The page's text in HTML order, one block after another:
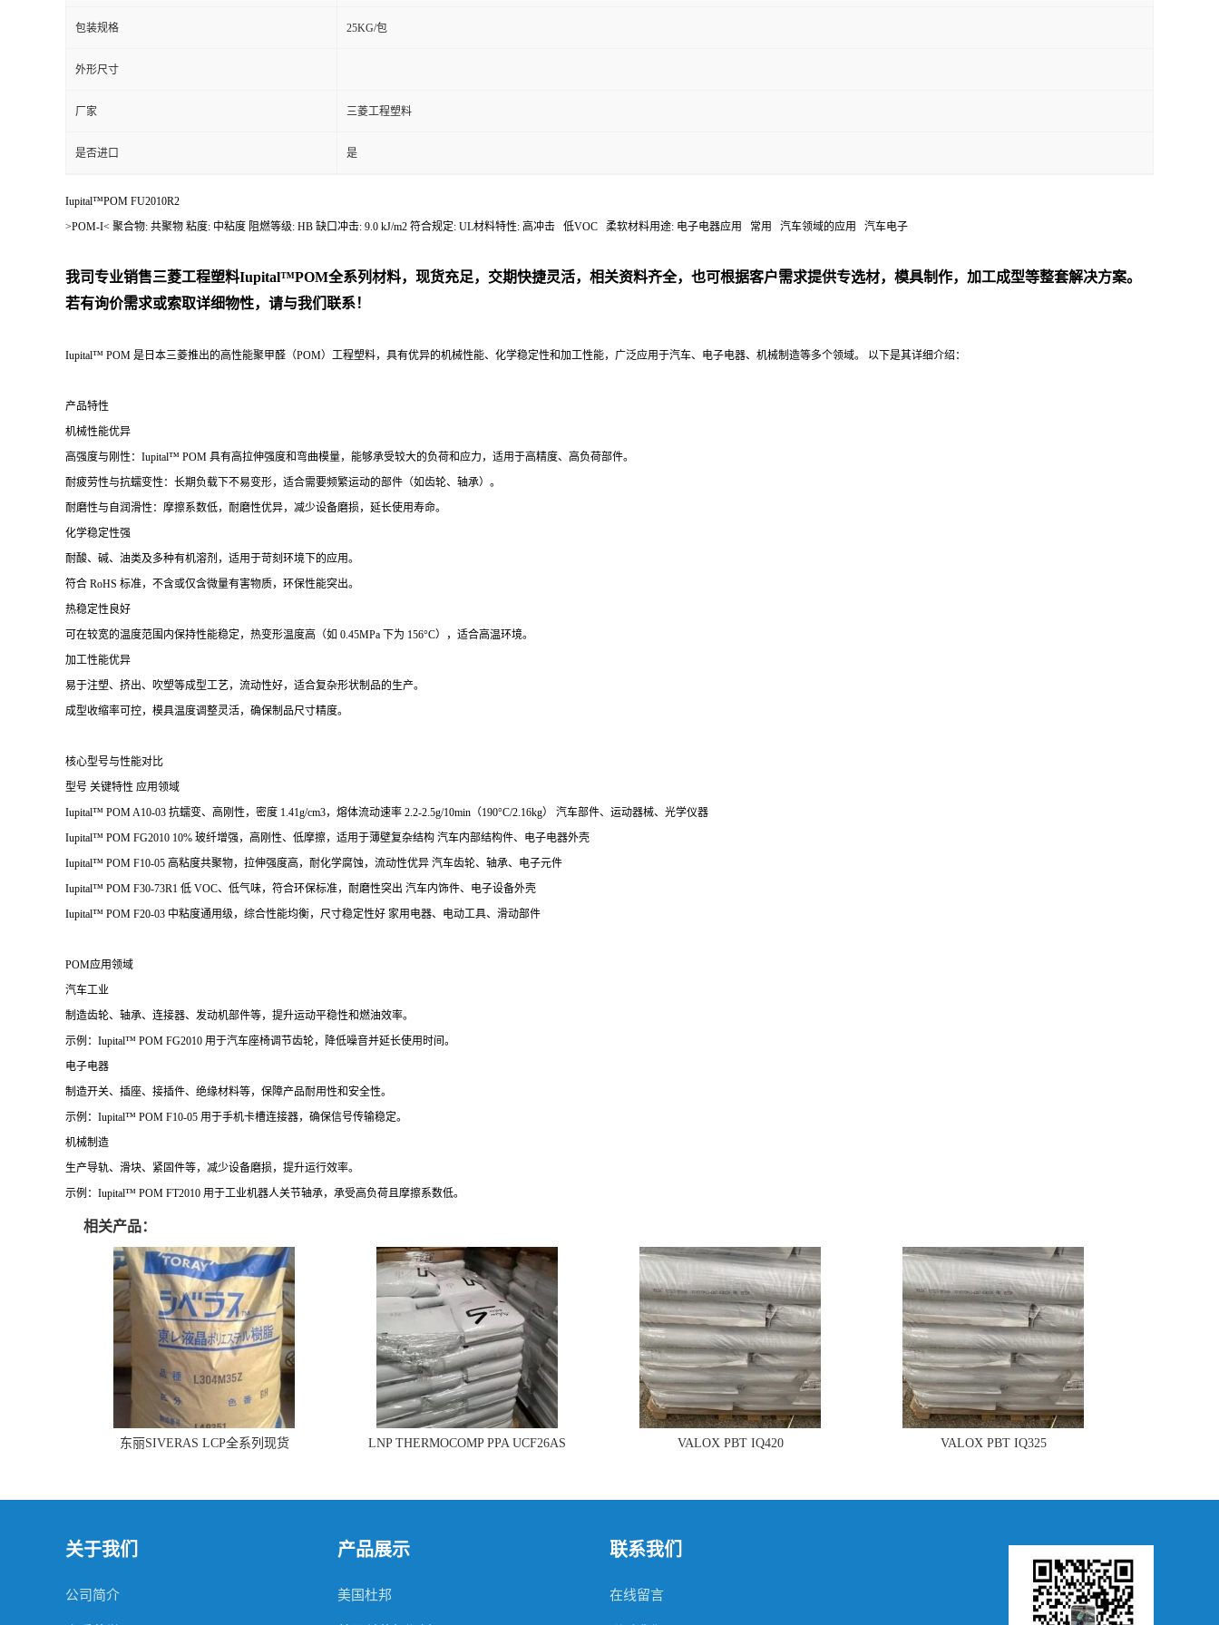
包装规格 25KG/包
外形尺寸
厂家 三菱工程塑料
是否进口 是
Iupital™POM FU2010R2
>POM-I< 聚合物: 共聚物 粘度: 中粘度 阻燃等级: HB 缺口冲击: 9.0 kJ/m2 符合规定: UL材料特性: 高冲击 低VOC 柔软材料用途: 电子电器应用 常用 汽车领域的应用 汽车电子
我司专业销售三菱工程塑料Iupital™POM全系列材料，现货充足，交期快捷灵活，相关资料齐全，也可根据客户需求提供专选材，模具制作，加工成型等整套解决方案。
若有询价需求或索取详细物性，请与我们联系！
Iupital™ POM 是日本三菱推出的高性能聚甲醛（POM）工程塑料，具有优异的机械性能、化学稳定性和加工性能，广泛应用于汽车、电子电器、机械制造等多个领域。 以下是其详细介绍：
产品特性
机械性能优异
高强度与刚性：Iupital™ POM 具有高拉伸强度和弯曲模量，能够承受较大的负荷和应力，适用于高精度、高负荷部件。
耐疲劳性与抗蠕变性：长期负载下不易变形，适合需要频繁运动的部件（如齿轮、轴承）。
耐磨性与自润滑性：摩擦系数低，耐磨性优异，减少设备磨损，延长使用寿命。
化学稳定性强
耐酸、碱、油类及多种有机溶剂，适用于苛刻环境下的应用。
符合 RoHS 标准，不含或仅含微量有害物质，环保性能突出。
热稳定性良好
可在较宽的温度范围内保持性能稳定，热变形温度高（如 0.45MPa 下为 156°C），适合高温环境。
加工性能优异
易于注塑、挤出、吹塑等成型工艺，流动性好，适合复杂形状制品的生产。
成型收缩率可控，模具温度调整灵活，确保制品尺寸精度。
核心型号与性能对比
型号 关键特性 应用领域
Iupital™ POM A10-03 抗蠕变、高刚性，密度 1.41g/cm3，熔体流动速率 2.2-2.5g/10min（190°C/2.16kg） 汽车部件、运动器械、光学仪器
Iupital™ POM FG2010 10% 玻纤增强，高刚性、低摩擦，适用于薄壁复杂结构 汽车内部结构件、电子电器外壳
Iupital™ POM F10-05 高粘度共聚物，拉伸强度高，耐化学腐蚀，流动性优异 汽车齿轮、轴承、电子元件
Iupital™ POM F30-73R1 低 VOC、低气味，符合环保标准，耐磨性突出 汽车内饰件、电子设备外壳
Iupital™ POM F20-03 中粘度通用级，综合性能均衡，尺寸稳定性好 家用电器、电动工具、滑动部件
POM应用领域
汽车工业
制造齿轮、轴承、连接器、发动机部件等，提升运动平稳性和燃油效率。
示例：Iupital™ POM FG2010 用于汽车座椅调节齿轮，降低噪音并延长使用时间。
电子电器
制造开关、插座、接插件、绝缘材料等，保障产品耐用性和安全性。
示例：Iupital™ POM F10-05 用于手机卡槽连接器，确保信号传输稳定。
机械制造
生产导轨、滑块、紧固件等，减少设备磨损，提升运行效率。
示例：Iupital™ POM FT2010 用于工业机器人关节轴承，承受高负荷且摩擦系数低。
相关产品：
东丽SIVERAS LCP全系列现货 LNP THERMOCOMP PPA UCF26AS VALOX PBT IQ420 VALOX PBT IQ325
关于我们
公司简介
产品展示
美国杜邦
联系我们
在线留言